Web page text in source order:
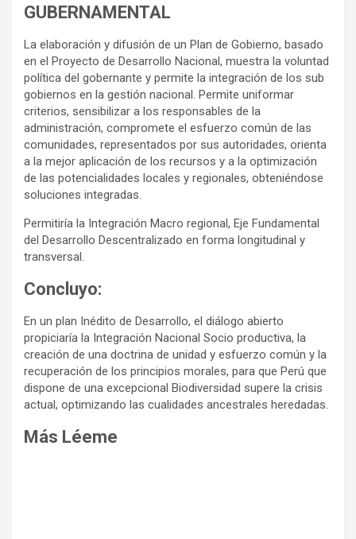
GUBERNAMENTAL
La elaboración y difusión de un Plan de Gobierno, basado
en el Proyecto de Desarrollo Nacional, muestra la voluntad
política del gobernante y permite la integración de los sub
gobiernos en la gestión nacional. Permite uniformar
criterios, sensibilizar a los responsables de la
administración, compromete el esfuerzo común de las
comunidades, representados por sus autoridades, orienta
a la mejor aplicación de los recursos y a la optimización
de las potencialidades locales y regionales, obteniéndose
soluciones integradas.
Permitiría la Integración Macro regional, Eje Fundamental
del Desarrollo Descentralizado en forma longitudinal y
transversal.
Concluyo:
En un plan Inédito de Desarrollo, el diálogo abierto
propiciaría la Integración Nacional Socio productiva, la
creación de una doctrina de unidad y esfuerzo común y la
recuperación de los principios morales, para que Perú que
dispone de una excepcional Biodiversidad supere la crisis
actual, optimizando las cualidades ancestrales heredadas.
Más Léeme